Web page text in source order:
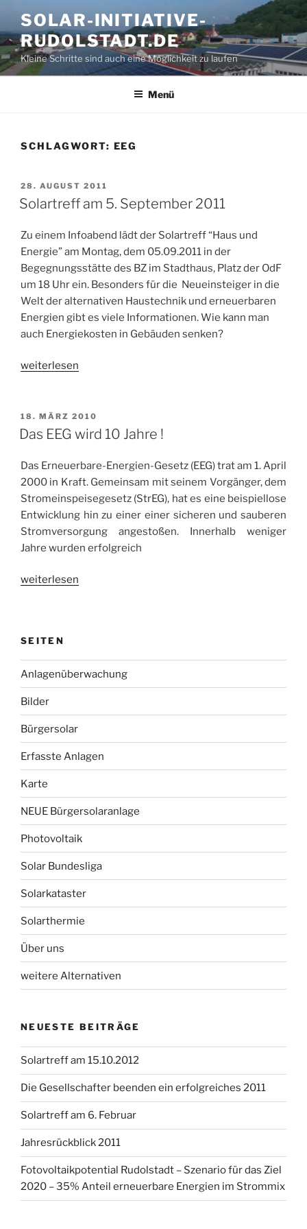
Inhalt
springen
SOLAR-INITIATIVE-
RUDOLSTADT.DE
Kleine Schritte sind auch eine Möglichkeit zu laufen
Menü
SCHLAGWORT: EEG
VERÖFFENTLICHT
AM
28. AUGUST 2011
Solartreff am 5. September 2011
Zu einem Infoabend lädt der Solartreff “Haus und
Energie” am Montag, dem 05.09.2011 in der
Begegnungsstätte des BZ im Stadthaus, Platz der OdF
um 18 Uhr ein. Besonders für die Neueinsteiger in die
Welt der alternativen Haustechnik und erneuerbaren
Energien gibt es viele Informationen. Wie kann man
auch Energiekosten in Gebäuden senken?
„Solartreff
September
2011“
weiterlesen
VERÖFFENTLICHT
AM
18. MÄRZ 2010
Das EEG wird 10 Jahre !
Das Erneuerbare-Energien-Gesetz (EEG) trat am 1. April
2000 in Kraft. Gemeinsam mit seinem Vorgänger, dem
Stromeinspeisegesetz (StrEG), hat es eine beispiellose
Entwicklung hin zu einer einer sicheren und sauberen
Stromversorgung angestoßen. Innerhalb weniger
Jahre wurden erfolgreich
„Das
Jahre
!“
weiterlesen
SEITEN
Anlagenüberwachung
Bilder
Bürgersolar
Erfasste Anlagen
Karte
NEUE Bürgersolaranlage
Photovoltaik
Solar Bundesliga
Solarkataster
Solarthermie
Über uns
weitere Alternativen
NEUESTE BEITRÄGE
Solartreff am 15.10.2012
Die Gesellschafter beenden ein erfolgreiches 2011
Solartreff am 6. Februar
Jahresrückblick 2011
Fotovoltaikpotential Rudolstadt – Szenario für das Ziel
2020 – 35% Anteil erneuerbare Energien im Strommix